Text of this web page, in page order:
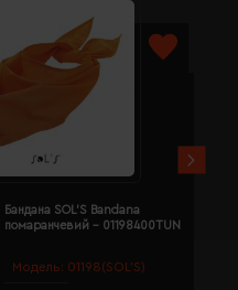
Модель: 01198(SOL’S)
Бандана SOL'S Bandana
помаранчевий - 01198400TUN